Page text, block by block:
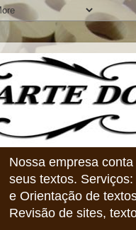
Nossa empresa
seus textos.
e Orientação de
Revisão de sites,